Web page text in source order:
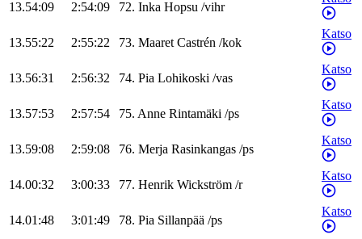
13.54:09 2:54:09 72. Inka Hopsu /vihr
13.55:22 2:55:22 73. Maaret Castrén /kok
Katso
13.56:31 2:56:32 74. Pia Lohikoski /vas
Katso
13.57:53 2:57:54 75. Anne Rintamäki /ps
Katso
13.59:08 2:59:08 76. Merja Rasinkangas /ps
Katso
14.00:32 3:00:33 77. Henrik Wickström /r
Katso
14.01:48 3:01:49 78. Pia Sillanpää /ps
Katso